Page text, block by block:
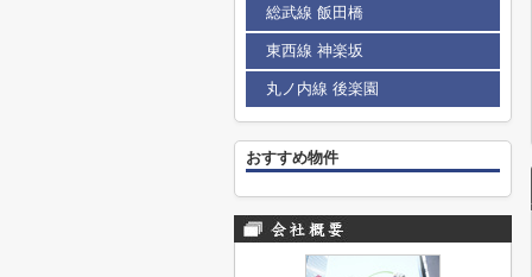
総武線 飯田橋
東西線 神楽坂
丸ノ内線 後楽園
おすすめ物件